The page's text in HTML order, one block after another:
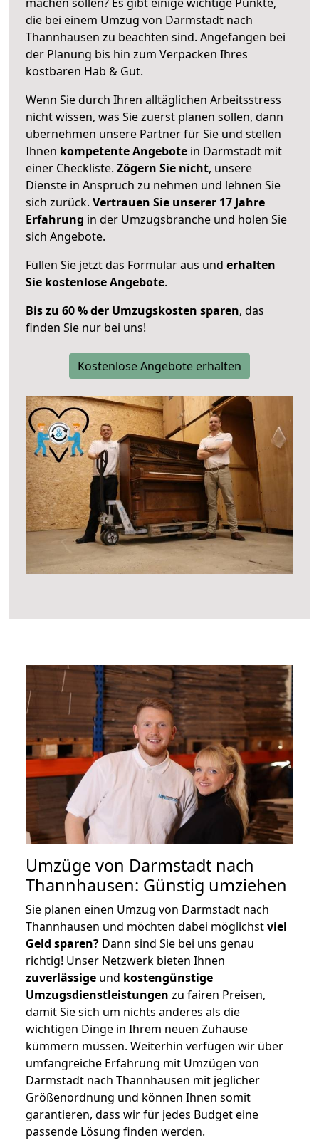
die bei einem Umzug von Darmstadt nach
Thannhausen zu beachten sind. Angefangen bei
der Planung bis hin zum Verpacken Ihres
kostbaren Hab & Gut.
Wenn Sie durch Ihren alltäglichen Arbeitsstress
nicht wissen, was Sie zuerst planen sollen, dann
übernehmen unsere Partner für Sie und stellen
Ihnen kompetente Angebote in Darmstadt mit
einer Checkliste. Zögern Sie nicht, unsere
Dienste in Anspruch zu nehmen und lehnen Sie
sich zurück. Vertrauen Sie unserer 17 Jahre
Erfahrung in der Umzugsbranche und holen Sie
sich Angebote.
Füllen Sie jetzt das Formular aus und erhalten
Sie kostenlose Angebote.
Bis zu 60 % der Umzugskosten sparen, das
finden Sie nur bei uns!
Kostenlose Angebote erhalten
Umzüge von Darmstadt nach
Thannhausen: Günstig umziehen
Sie planen einen Umzug von Darmstadt nach
Thannhausen und möchten dabei möglichstviel
Geld sparen? Dann sind Sie bei uns genau
richtig! Unser Netzwerk bieten Ihnen
zuverlässige und kostengünstige
Umzugsdienstleistungen zu fairen Preisen,
damit Sie sich um nichts anderes als die
wichtigen Dinge in Ihrem neuen Zuhause
kümmern müssen. Weiterhin verfügen wir über
umfangreiche Erfahrung mit Umzügen von
Darmstadt nach Thannhausen mit jeglicher
Größenordnung und können Ihnen somit
garantieren, dass wir für jedes Budget eine
passende Lösung finden werden.